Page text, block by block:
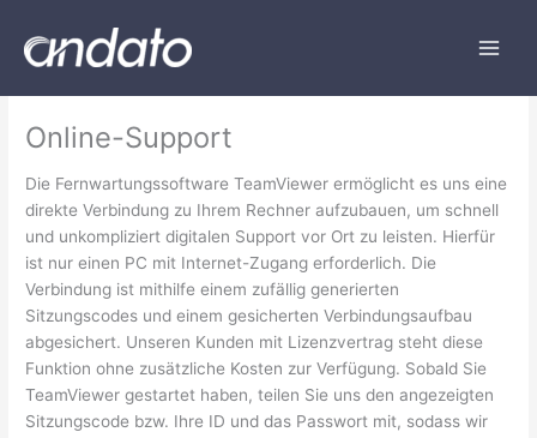
Inhalt
springen
Online-Support
Die Fernwartungssoftware TeamViewer ermöglicht es uns eine
direkte Verbindung zu Ihrem Rechner aufzubauen, um schnell
und unkompliziert digitalen Support vor Ort zu leisten. Hierfür
ist nur einen PC mit Internet-Zugang erforderlich. Die
Verbindung ist mithilfe einem zufällig generierten
Sitzungscodes und einem gesicherten Verbindungsaufbau
abgesichert. Unseren Kunden mit Lizenzvertrag steht diese
Funktion ohne zusätzliche Kosten zur Verfügung. Sobald Sie
TeamViewer gestartet haben, teilen Sie uns den angezeigten
Sitzungscode bzw. Ihre ID und das Passwort mit, sodass wir